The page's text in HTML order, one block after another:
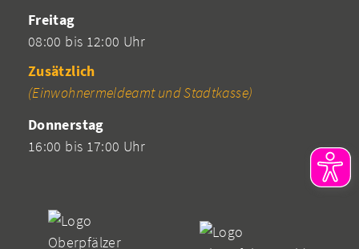
Freitag
08:00 bis 12:00 Uhr
Zusätzlich
(Einwohnermeldeamt und Stadtkasse)
Donnerstag
16:00 bis 17:00 Uhr